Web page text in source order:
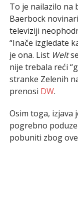
To je nailazilo na
Baerbock
televiziji
“Inače izgledate
je ona. List Welt
nije trebala reći
stranke Zelenih
prenosi DW.
Osim toga, izjava
pogrebno
pobuniti zbog